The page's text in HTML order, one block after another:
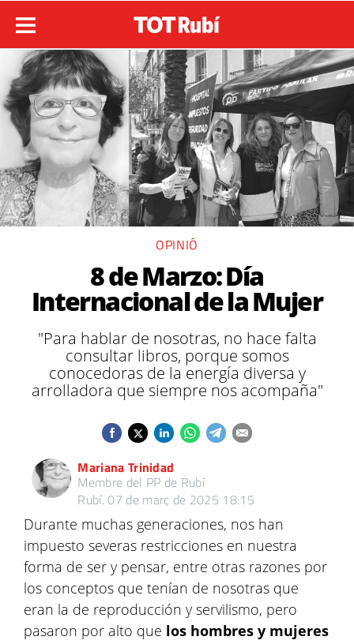
OPINIÓ
8 de Marzo: Día
Internacional de la Mujer
"Para hablar de nosotras, no hace falta
consultar libros, porque somos
conocedoras de la energía diversa y
arrolladora que siempre nos acompaña"
Mariana Trinidad
Membre del PP de Rubí
Rubí. 07 de març de 2025 18:15
Durante muchas generaciones, nos han
impuesto severas restricciones en nuestra
forma de ser y pensar, entre otras razones por
los conceptos que tenían de nosotras que
eran la de reproducción y servilismo, pero
pasaron por alto que los hombres y mujeres